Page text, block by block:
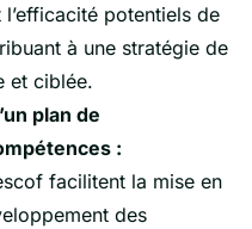
potentiels de
à une stratégie de
et ciblée.
plan de
:
facilitent la mise en
des